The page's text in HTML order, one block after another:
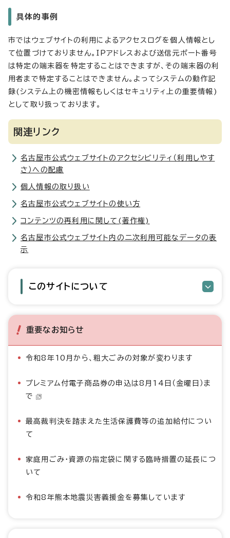
具体的事例
市ではウェブサイトの利用によるアクセスログを個人情報とし
て位置づけておりません。IPアドレスおよび送信元ポート番号
は特定の端末器を特定することはできますが、その端末器の利
用者まで特定することはできません。よってシステムの動作記
録(システム上の機密情報もしくはセキュリティ上の重要情報)
として取り扱っております。
関連リンク
名古屋市公式ウェブサイトのアクセシビリティ（利用しやす
さ）への配慮
個人情報の取り扱い
名古屋市公式ウェブサイトの使い方
コンテンツの再利用に関して(著作権)
名古屋市公式ウェブサイト内の二次利用可能なデータの表
示
このサイトについて
重要なお知らせ
令和8年10月から、粗大ごみの対象が変わります
プレミアム付電子商品券の申込は8月14日（金曜日）ま
で
最高裁判決を踏まえた生活保護費等の追加給付につい
て
家庭用ごみ・資源の指定袋に関する臨時措置の延長につ
いて
令和8年熊本地震災害義援金を募集しています